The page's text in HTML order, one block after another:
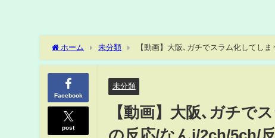
ホーム 未分類 【動画】大阪､ガチでスラム化してし
Facebook
post
未分類
【動画】大阪､ガチで